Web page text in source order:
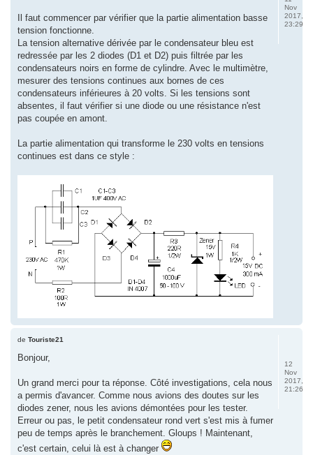
Il faut commencer par vérifier que la partie alimentation basse
tension fonctionne.
La tension alternative dérivée par le condensateur bleu est
redressée par les 2 diodes (D1 et D2) puis filtrée par les
condensateurs noirs en forme de cylindre. Avec le multimètre,
mesurer des tensions continues aux bornes de ces
condensateurs inférieures à 20 volts. Si les tensions sont
absentes, il faut vérifier si une diode ou une résistance n'est
pas coupée en amont.
La partie alimentation qui transforme le 230 volts en tensions
continues est dans ce style :
Nov
2017,
23:29
de Touriste21
Bonjour,
Un grand merci pour ta réponse. Côté investigations, cela nous
a permis d'avancer. Comme nous avions des doutes sur les
diodes zener, nous les avions démontées pour les tester.
Erreur ou pas, le petit condensateur rond vert s'est mis à fumer
peu de temps après le branchement. Gloups ! Maintenant,
c'est certain, celui là est à changer
12
Nov
2017,
21:26